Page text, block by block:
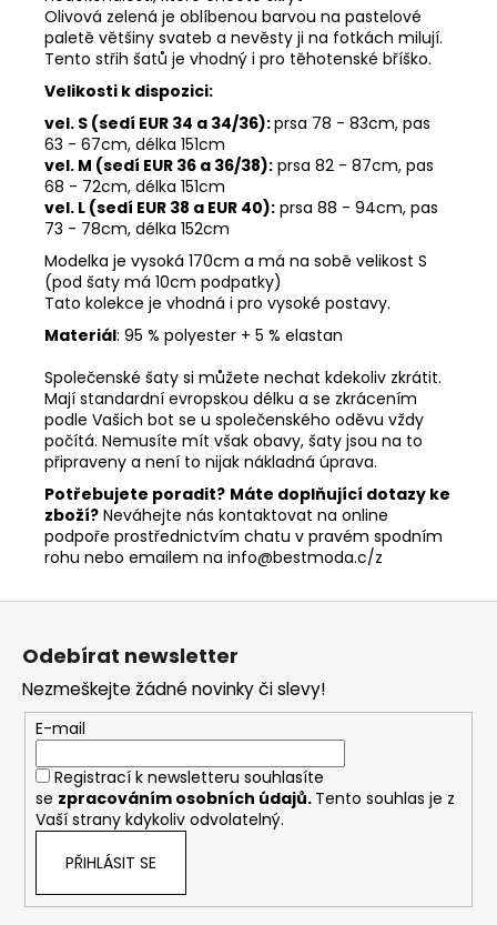
Olivová zelená je oblíbenou barvou na pastelové
paletě většiny svateb a nevěsty ji na fotkách milují.
Tento střih šatů je vhodný i pro těhotenské bříško.
Velikosti k dispozici:
vel. S (sedí EUR 34 a 34/36):prsa 78 - 83cm, pas
63 - 67cm, délka 151cm
vel. M (sedí EUR 36 a 36/38): prsa 82 - 87cm, pas
68 - 72cm, délka 151cm
vel. L (sedí EUR 38 a EUR 40): prsa 88 - 94cm, pas
73 - 78cm, délka 152cm
Modelka je vysoká 170cm a má na sobě velikost S
(pod šaty má 10cm podpatky)
Tato kolekce je vhodná i pro vysoké postavy.
Materiál: 95 % polyester + 5 % elastan
Společenské šaty si můžete nechat kdekoliv zkrátit.
Mají standardní evropskou délku a se zkrácením
podle Vašich bot se u společenského oděvu vždy
počítá. Nemusíte mít však obavy, šaty jsou na to
připraveny a není to nijak nákladná úprava.
Potřebujete poradit? Máte doplňující dotazy ke
zboží? Neváhejte nás kontaktovat na online
podpoře prostřednictvím chatu v pravém spodním
rohu nebo emailem na info@bestmoda.c/z
Odebírat newsletter
Nezmeškejte žádné novinky či slevy!
E-mail
Registrací k newsletteru souhlasíte
se zpracováním osobních údajů. Tento souhlas je z
Vaší strany kdykoliv odvolatelný.
PŘIHLÁSIT SE